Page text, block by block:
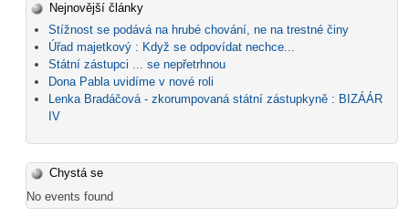
Nejnovější články
Stížnost se podává na hrubé chování, ne na trestné činy
Úřad majetkový : Když se odpovídat nechce...
Státní zástupci ... se nepřetrhnou
Dona Pabla uvidíme v nové roli
Lenka Bradáčová - zkorumpovaná státní zástupkyně : BIZÁÁR
IV
Chystá se
No events found